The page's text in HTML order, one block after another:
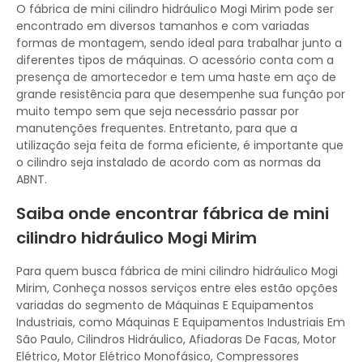
O fábrica de mini cilindro hidráulico Mogi Mirim pode ser
encontrado em diversos tamanhos e com variadas
formas de montagem, sendo ideal para trabalhar junto a
diferentes tipos de máquinas. O acessório conta com a
presença de amortecedor e tem uma haste em aço de
grande resistência para que desempenhe sua função por
muito tempo sem que seja necessário passar por
manutenções frequentes. Entretanto, para que a
utilização seja feita de forma eficiente, é importante que
o cilindro seja instalado de acordo com as normas da
ABNT.
Saiba onde encontrar fábrica de mini
cilindro hidráulico Mogi Mirim
Para quem busca fábrica de mini cilindro hidráulico Mogi
Mirim, Conheça nossos serviços entre eles estão opções
variadas do segmento de Máquinas E Equipamentos
Industriais, como Máquinas E Equipamentos Industriais Em
São Paulo, Cilindros Hidráulico, Afiadoras De Facas, Motor
Elétrico, Motor Elétrico Monofásico, Compressores